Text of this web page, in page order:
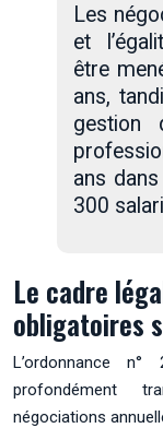
Les
et
être
ans,
gestion
ans
300
Le cadre
obligatoires
L’ordonnance
profondément
négociations